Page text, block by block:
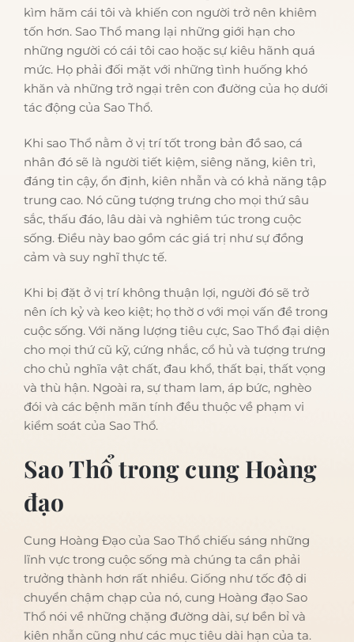
kìm hãm cái tôi và khiến con người trở nên khiêm
tốn hơn. Sao Thổ mang lại những giới hạn cho
những người có cái tôi cao hoặc sự kiêu hãnh quá
mức. Họ phải đối mặt với những tình huống khó
khăn và những trở ngại trên con đường của họ dưới
tác động của Sao Thổ.
Khi sao Thổ nằm ở vị trí tốt trong bản đồ sao, cá
nhân đó sẽ là người tiết kiệm, siêng năng, kiên trì,
đáng tin cậy, ổn định, kiên nhẫn và có khả năng tập
trung cao. Nó cũng tượng trưng cho mọi thứ sâu
sắc, thấu đáo, lâu dài và nghiêm túc trong cuộc
sống. Điều này bao gồm các giá trị như sự đồng
cảm và suy nghĩ thực tế.
Khi bị đặt ở vị trí không thuận lợi, người đó sẽ trở
nên ích kỷ và keo kiệt; họ thờ ơ với mọi vấn đề trong
cuộc sống. Với năng lượng tiêu cực, Sao Thổ đại diện
cho mọi thứ cũ kỹ, cứng nhắc, cổ hủ và tượng trưng
cho chủ nghĩa vật chất, đau khổ, thất bại, thất vọng
và thù hận. Ngoài ra, sự tham lam, áp bức, nghèo
đói và các bệnh mãn tính đều thuộc về phạm vi
kiểm soát của Sao Thổ.
Sao Thổ trong cung Hoàng
đạo
Cung Hoàng Đạo của Sao Thổ chiếu sáng những
lĩnh vực trong cuộc sống mà chúng ta cần phải
trưởng thành hơn rất nhiều. Giống như tốc độ di
chuyển chậm chạp của nó, cung Hoàng đạo Sao
Thổ nói về những chặng đường dài, sự bền bỉ và
kiên nhẫn cũng như các mục tiêu dài hạn của ta.